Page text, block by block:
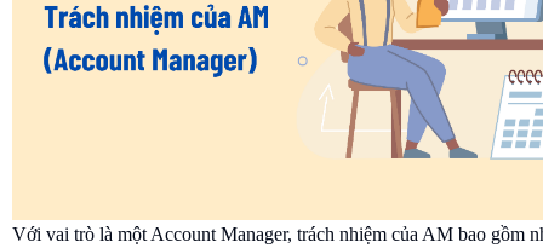
Với vai trò là một Account Manager, trách nhiệm của AM bao gồm